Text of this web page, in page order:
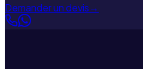
Demander un devis→